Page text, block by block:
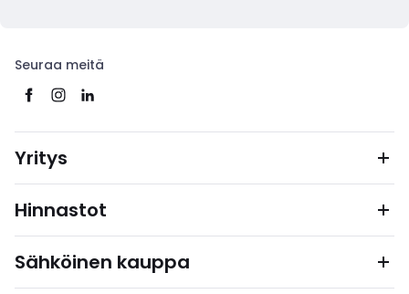
Seuraa meitä
Yritys
Hinnastot
Sähköinen kauppa